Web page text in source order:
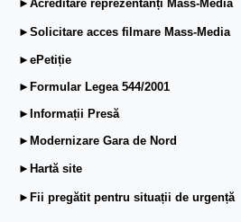
►Acreditare reprezentanți Mass-Media
►Solicitare acces filmare Mass-Media
►ePetiție
►Formular Legea 544/2001
►Informații Presă
►Modernizare Gara de Nord
►Hartă site
►Fii pregătit pentru situații de urgență